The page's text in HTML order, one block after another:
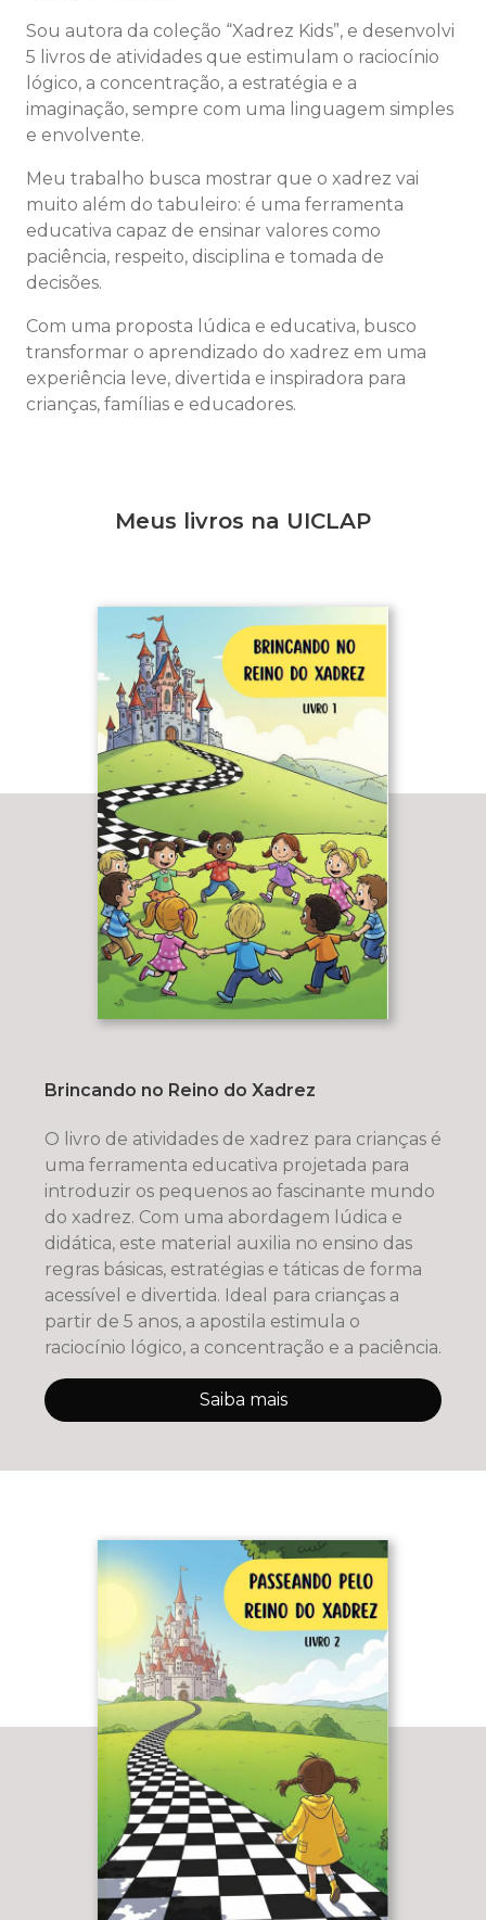
Sou autora da coleção “Xadrez Kids”, e desenvolvi
5 livros de atividades que estimulam o raciocínio
lógico, a concentração, a estratégia e a
imaginação, sempre com uma linguagem simples
e envolvente.
Meu trabalho busca mostrar que o xadrez vai
muito além do tabuleiro: é uma ferramenta
educativa capaz de ensinar valores como
paciência, respeito, disciplina e tomada de
decisões.
Com uma proposta lúdica e educativa, busco
transformar o aprendizado do xadrez em uma
experiência leve, divertida e inspiradora para
crianças, famílias e educadores.
Meus livros na UICLAP
Brincando no Reino do Xadrez
O livro de atividades de xadrez para crianças é
uma ferramenta educativa projetada para
introduzir os pequenos ao fascinante mundo
do xadrez. Com uma abordagem lúdica e
didática, este material auxilia no ensino das
regras básicas, estratégias e táticas de forma
acessível e divertida. Ideal para crianças a
partir de 5 anos, a apostila estimula o
raciocínio lógico, a concentração e a paciência.
Saiba mais